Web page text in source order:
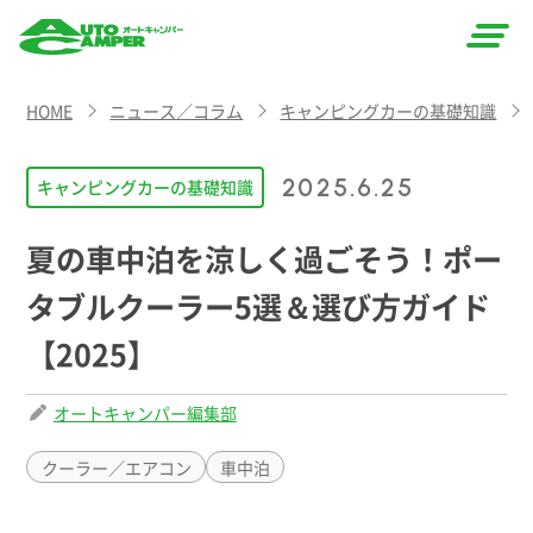
CAMPER
（オート
キャン
パー）
HOME ニュース／コラム キャンピングカーの基礎知識
キャンピングカーの基礎知識 2025.6.25
夏の車中泊を涼しく過ごそう！ポー
タブルクーラー5選＆選び方ガイド
【2025】
オートキャンパー編集部
クーラー／エアコン 車中泊